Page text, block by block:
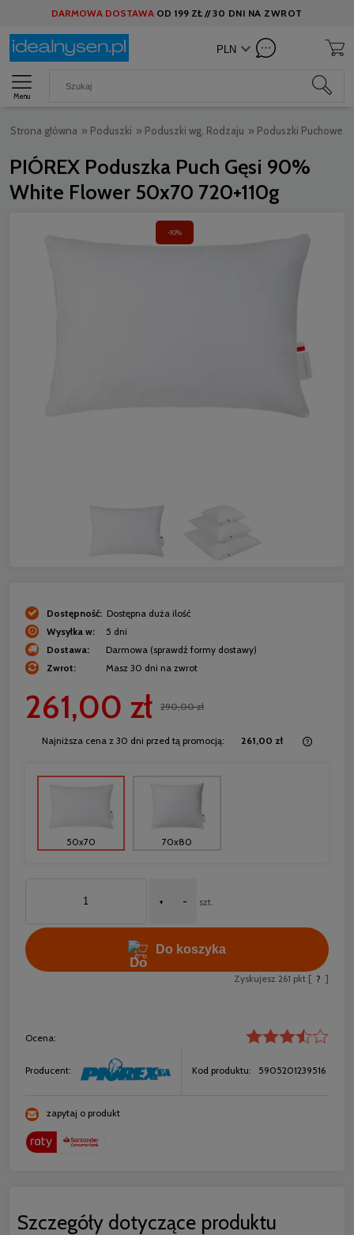
DARMOWA DOSTAWA OD 199 ZŁ //30 DNI NA ZWROT
Menu
Strona główna » Poduszki » Poduszki wg. Rodzaju » Poduszki Puchowe
PIÓREX Poduszka Puch Gęsi 90%
White Flower 50x70 720+110g
-10%
Dostępność: Dostępna duża ilość
Wysyłka w:
5 dni
Dostawa:
Darmowa (sprawdź formy dostawy)
Zwrot:
Masz 30 dni na zwrot
261,00 zł 290,00 zł
Najniższa cena z 30 dni przed tą promocją: 261,00 zł
50x70 70x80
+ - szt.
Do koszyka
Zyskujesz 261 pkt [ ? ]
Ocena:
Producent: Kod produktu: 5905201239516
zapytaj o produkt
Szczegóły dotyczące produktu